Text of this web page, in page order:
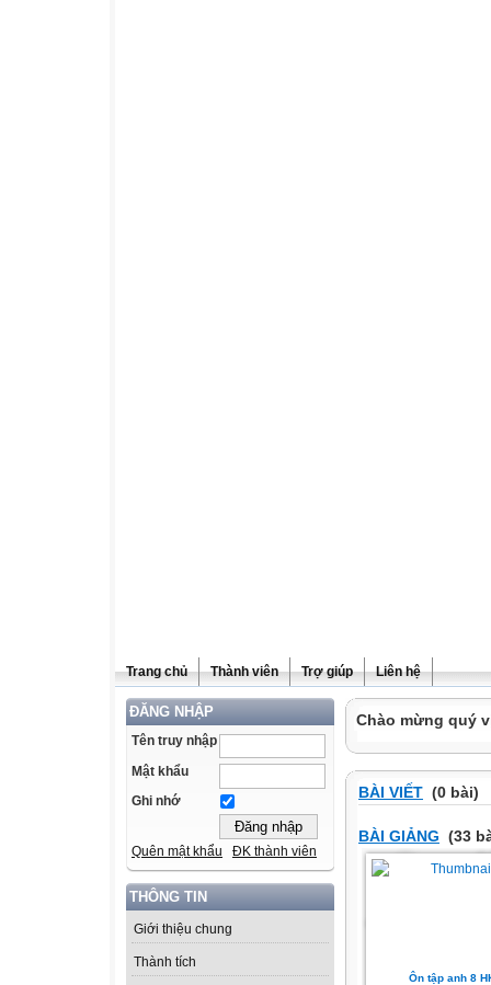
Trang chủ Thành viên Trợ giúp Liên hệ
ĐĂNG NHẬP
Tên truy nhập
Mật khẩu
Ghi nhớ
Quên mật khẩu ĐK thành viên
THÔNG TIN
Giới thiệu chung
Thành tích
Chào mừng quý
BÀI VIẾT (0 bài)
BÀI GIẢNG (33
Ôn tập anh 8